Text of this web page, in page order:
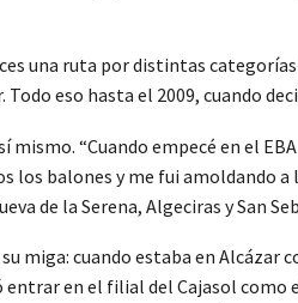
una ruta por distintas
eso hasta el 2009, cuando
mismo. “Cuando empecé en el
balones y me fui amoldando
de la Serena, Algeciras y San
miga: cuando estaba en Alcázar
en el filial del Cajasol como